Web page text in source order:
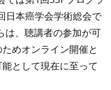
日本癌学会学術総会で
は、聴講者の参加が可
めオンライン開催と
として現在に至って